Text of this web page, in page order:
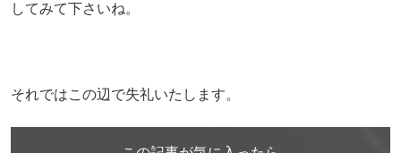
してみて下さいね。
それではこの辺で失礼いたします。